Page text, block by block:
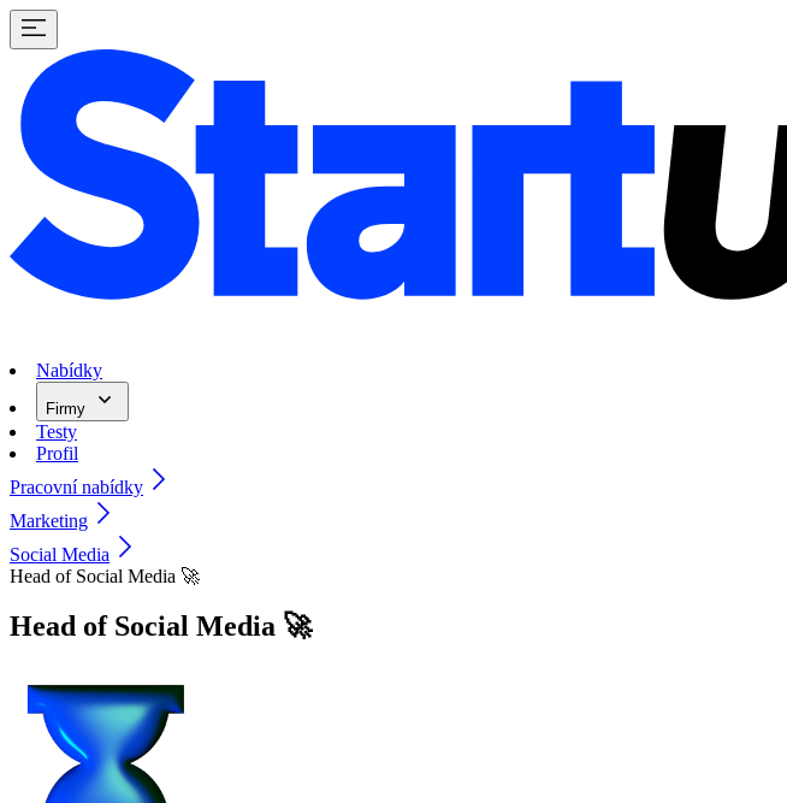
Nabídky
Firmy
Testy
Profil
Pracovní nabídky
Marketing
Social Media
Head of Social Media 🚀
Head of Social Media 🚀